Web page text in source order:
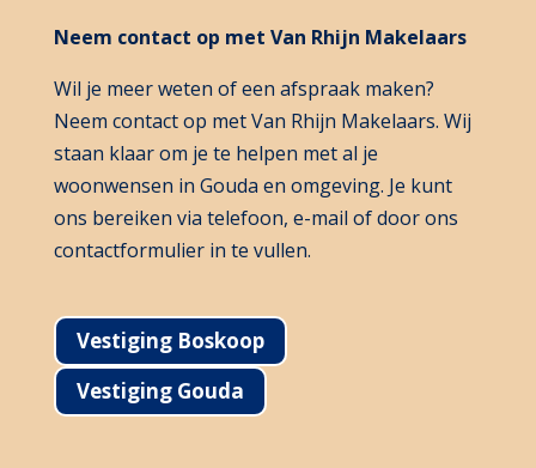
Neem contact op met Van Rhijn Makelaars
Wil je meer weten of een afspraak maken?
Neem contact op met Van Rhijn Makelaars. Wij
staan klaar om je te helpen met al je
woonwensen in Gouda en omgeving. Je kunt
ons bereiken via telefoon, e-mail of door ons
contactformulier in te vullen.
Vestiging Boskoop
Vestiging Gouda